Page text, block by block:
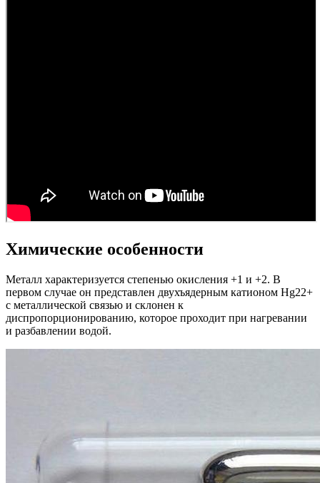
Химические особенности
Металл характеризуется степенью окисления +1 и +2. В
первом случае он представлен двухъядерным катионом Hg22+
с металлической связью и склонен к
диспропорционированию, которое проходит при нагревании
и разбавлении водой.